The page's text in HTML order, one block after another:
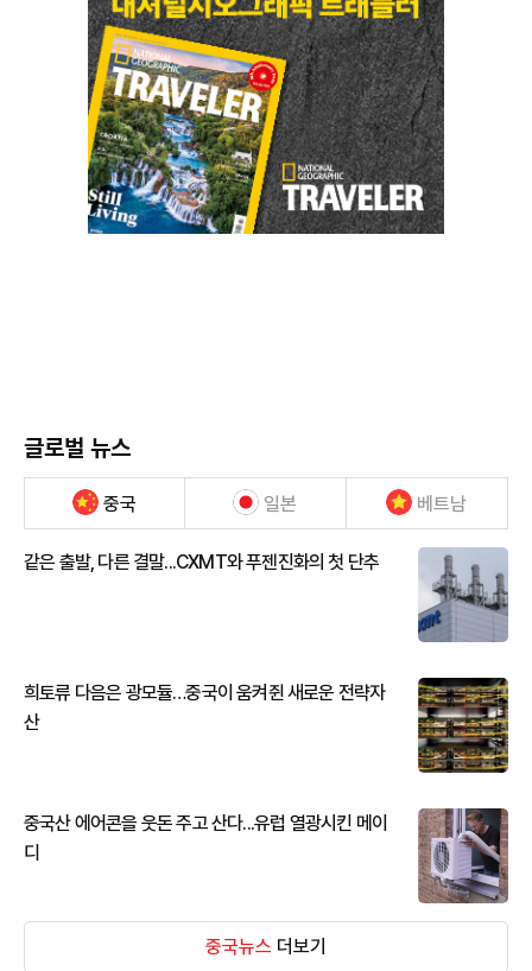
글로벌 뉴스
중국 일본 베트남
같은 출발, 다른 결말...CXMT와 푸젠진화의 첫 단추
희토류 다음은 광모듈…중국이 움켜쥔 새로운 전략자
산
중국산 에어콘을 웃돈 주고 산다...유럽 열광시킨 메이
디
중국뉴스 더보기